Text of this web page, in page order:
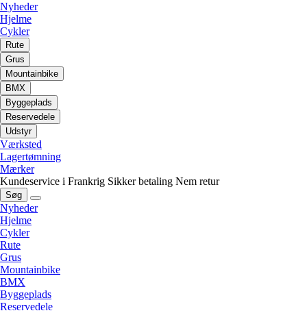
Nyheder
Hjelme
Cykler
Rute
Grus
Mountainbike
BMX
Byggeplads
Reservedele
Udstyr
Værksted
Lagertømning
Mærker
Kundeservice i Frankrig Sikker betaling Nem retur
Søg
Nyheder
Hjelme
Cykler
Rute
Grus
Mountainbike
BMX
Byggeplads
Reservedele